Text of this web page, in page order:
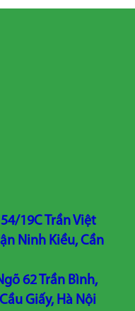
54/19C Trần Việt
Ninh Kiều, Cần
62 Trần Bình,
Giấy, Hà Nội